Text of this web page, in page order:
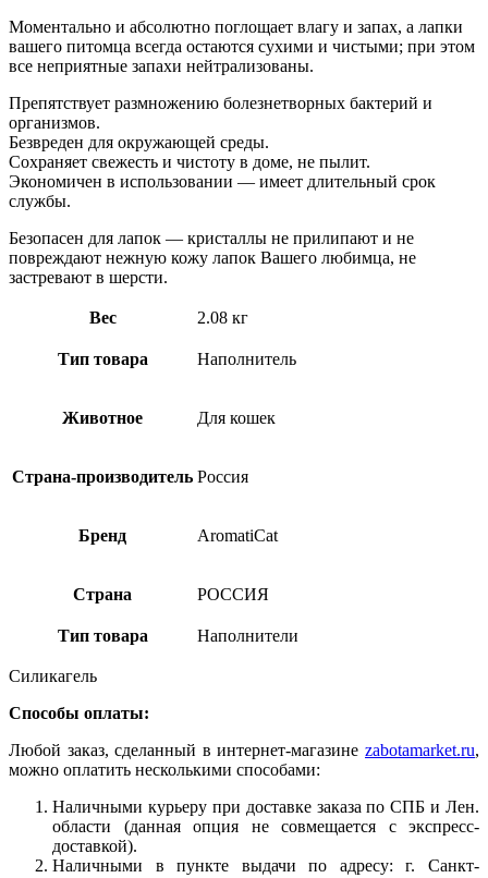
Моментально и абсолютно поглощает влагу и запах, а лапки
вашего питомца всегда остаются сухими и чистыми; при этом
все неприятные запахи нейтрализованы.
Препятствует размножению болезнетворных бактерий и
организмов.
Безвреден для окружающей среды.
Сохраняет свежесть и чистоту в доме, не пылит.
Экономичен в использовании — имеет длительный срок
службы.
Безопасен для лапок — кристаллы не прилипают и не
повреждают нежную кожу лапок Вашего любимца, не
застревают в шерсти.
Вес 2.08 кг
Тип товара Наполнитель
Животное Для кошек
Страна-производитель Россия
Бренд AromatiCat
Страна РОССИЯ
Тип товара Наполнители
Силикагель
Способы оплаты:
Любой заказ, сделанный в интернет-магазине zabotamarket.ru,
можно оплатить несколькими способами:
Наличными курьеру при доставке заказа по СПБ и Лен.
области (данная опция не совмещается с экспресс-
доставкой).
Наличными в пункте выдачи по адресу: г. Санкт-